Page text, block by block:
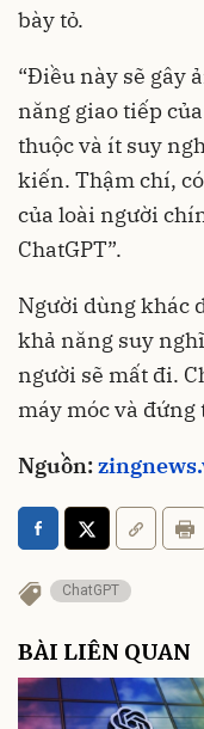
bày tỏ.
“Điều này sẽ gây
năng giao tiếp
thuộc và ít suy
kiến. Thậm chí,
của loài người
ChatGPT”.
Người dùng khác
khả năng suy
người sẽ mất đi.
máy móc và đứng
Nguồn:
ChatGPT
BÀI LIÊN QUAN